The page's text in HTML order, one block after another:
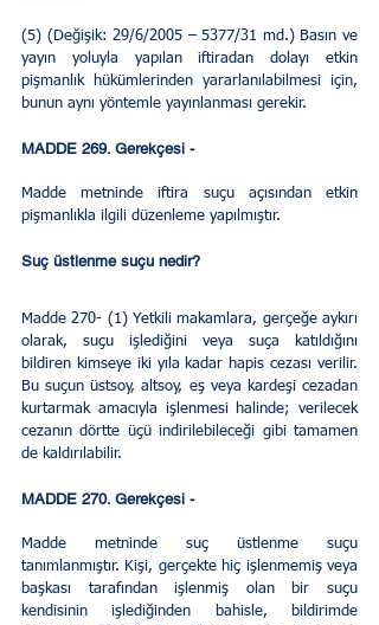
(5) (Değişik: 29/6/2005 – 5377/31 md.) Basın ve
yayın yoluyla yapılan iftiradan dolayı etkin
pişmanlık hükümlerinden yararlanılabilmesi için,
bunun aynı yöntemle yayınlanması gerekir.
MADDE 269. Gerekçesi -
Madde metninde iftira suçu açısından etkin
pişmanlıkla ilgili düzenleme yapılmıştır.
Suç üstlenme suçu nedir?
Madde 270- (1) Yetkili makamlara, gerçeğe aykırı
olarak, suçu işlediğini veya suça katıldığını
bildiren kimseye iki yıla kadar hapis cezası verilir.
Bu suçun üstsoy, altsoy, eş veya kardeşi cezadan
kurtarmak amacıyla işlenmesi halinde; verilecek
cezanın dörtte üçü indirilebileceği gibi tamamen
de kaldırılabilir.
MADDE 270. Gerekçesi -
Madde metninde suç üstlenme suçu
tanımlanmıştır. Kişi, gerçekte hiç işlenmemiş veya
başkası tarafından işlenmiş olan bir suçu
kendisinin işlediğinden bahisle, bildirimde